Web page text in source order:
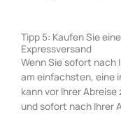
Tipp 5: Kaufen Sie
Expressversand
Wenn Sie sofort nach
am einfachsten, eine
kann vor Ihrer
und sofort nach Ihrer